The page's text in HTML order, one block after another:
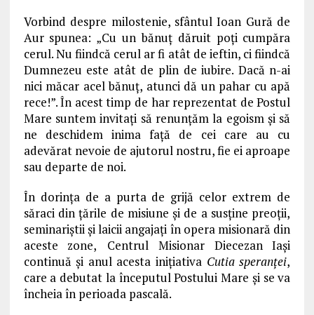
Vorbind despre milostenie, sfântul Ioan Gură de
Aur spunea: „Cu un bănuţ dăruit poţi cumpăra
cerul. Nu fiindcă cerul ar fi atât de ieftin, ci fiindcă
Dumnezeu este atât de plin de iubire. Dacă n-ai
nici măcar acel bănuţ, atunci dă un pahar cu apă
rece!”. În acest timp de har reprezentat de Postul
Mare suntem invitaţi să renunţăm la egoism şi să
ne deschidem inima faţă de cei care au cu
adevărat nevoie de ajutorul nostru, fie ei aproape
sau departe de noi.
În dorinţa de a purta de grijă celor extrem de
săraci din ţările de misiune şi de a susţine preoţii,
seminariştii şi laicii angajaţi în opera misionară din
aceste zone,
Centrul Misionar Diecezan Iaşi
continuă şi anul acesta iniţiativa Cutia speranţei,
care a debutat la începutul Postului Mare şi se va
încheia în perioada pascală.